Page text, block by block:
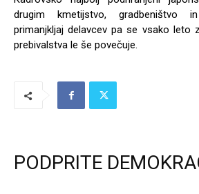
drugim kmetijstvo, gradbeništvo
primanjkljaj delavcev pa se vsako leto
prebivalstva le še povečuje.
PODPRITE